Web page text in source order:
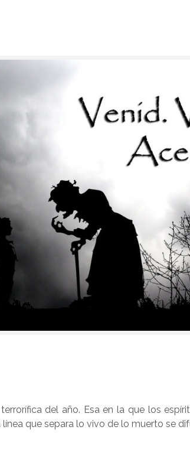
del año. Esa en la que los
que separa lo vivo de lo muerto se